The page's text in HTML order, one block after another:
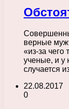
верные
«из-за чего
ученые, и у
случается
22.08.2017
0